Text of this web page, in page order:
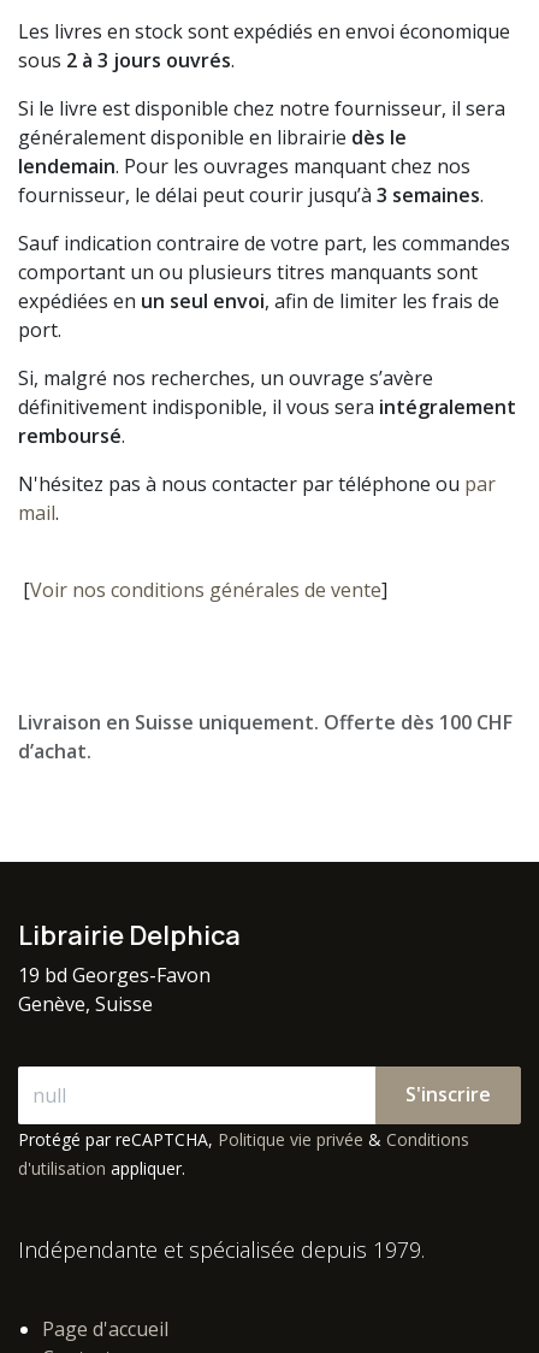
Les livres en stock sont expédiés en envoi économique
sous 2 à 3 jours ouvrés.
Si le livre est disponible chez notre fournisseur, il sera
généralement disponible en librairie dès le
lendemain. Pour les ouvrages manquant chez nos
fournisseur, le délai peut courir jusqu’à 3 semaines.
Sauf indication contraire de votre part, les commandes
comportant un ou plusieurs titres manquants sont
expédiées en un seul envoi, afin de limiter les frais de
port.
Si, malgré nos recherches, un ouvrage s’avère
définitivement indisponible, il vous sera intégralement
remboursé.
N'hésitez pas à nous contacter par téléphone ou par
mail.
[Voir nos conditions générales de vente]
Livraison en Suisse uniquement. Offerte dès 100 CHF
d’achat.
Librairie Delphica
19 bd Georges-Favon
Genève, Suisse
S'inscrire
Protégé par reCAPTCHA, Politique vie privée & Conditions
d'utilisation appliquer.
Indépendante et spécialisée depuis 1979.
Page d'accueil